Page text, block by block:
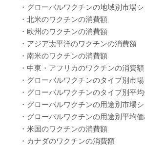
・グローバルワクチンの地域別市場
・北米のワクチンの消費額
・欧州のワクチンの消費額
・アジア太平洋のワクチンの消費額
・南米のワクチンの消費額
・中東・アフリカのワクチンの消費額
・グローバルワクチンのタイプ別市
・グローバルワクチンのタイプ別平
・グローバルワクチンの用途別市場
・グローバルワクチンの用途別平均
・米国のワクチンの消費額
・カナダのワクチンの消費額